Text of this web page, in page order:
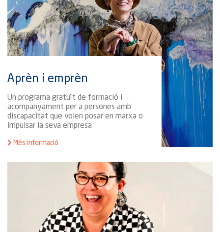
Aprèn i emprèn
Un programa gratuït de formació i
acompanyament per a persones amb
discapacitat que volen posar en marxa o
impulsar la seva empresa
Més informació